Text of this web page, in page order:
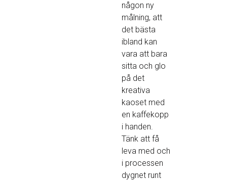
någon ny
målning, att
det bästa
ibland kan
vara att bara
sitta och glo
på det
kreativa
kaoset med
en kaffekopp
i handen.
Tänk att få
leva med och
i processen
dygnet runt